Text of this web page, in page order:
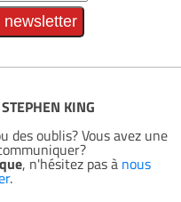
KING
des oublis? Vous avez une
, n'hésitez pas à nous
.